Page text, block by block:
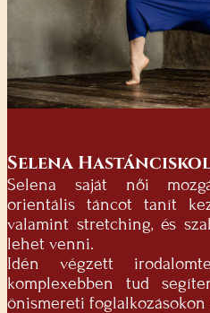
Selena
Selena saját női
orientális táncot tanít
valamint stretching, és
lehet venni.
Idén végzett
komplexebben tud
önismereti foglalkozásokon